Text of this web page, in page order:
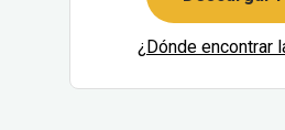
¿Dónde encontrar